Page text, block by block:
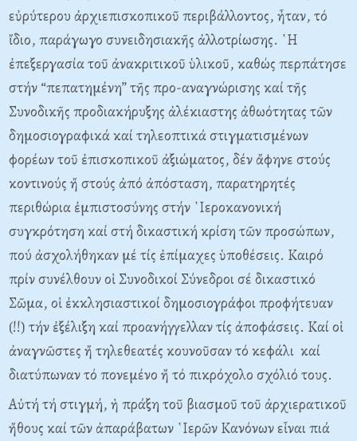
εὐρύτερου ἀρχιεπισκοπικοῦ περιβάλλοντος, ἦταν, τό
ἴδιο, παράγωγο συνειδησιακῆς ἀλλοτρίωσης. ῾Η
ἐπεξεργασία τοῦ ἀνακριτικοῦ ὑλικοῦ, καθώς περπάτησε
στήν “πεπατημένη” τῆς προ-αναγνώρισης καί τῆς
Συνοδικῆς προδιακήρυξης ἀλέκιαστης ἀθωότητας τῶν
δημοσιογραφικά καί τηλεοπτικά στιγματισμένων
φορέων τοῦ ἐπισκοπικοῦ ἀξιώματος, δέν ἄφηνε στούς
κοντινούς ἤ στούς ἀπό ἀπόσταση, παρατηρητές
περιθώρια ἐμπιστοσύνης στήν ῾Ιεροκανονική
συγκρότηση καί στή δικαστική κρίση τῶν προσώπων,
πού ἀσχολήθηκαν μέ τίς ἐπίμαχες ὑποθέσεις. Καιρό
πρίν συνέλθουν οἱ Συνοδικοί Σύνεδροι σέ δικαστικό
Σῶμα, οἱ ἐκκλησιαστικοί δημοσιογράφοι προφήτευαν
(!!) τήν ἐξέλιξη καί προανήγγελλαν τίς ἀποφάσεις. Καί οἱ
ἀναγνῶστες ἤ τηλεθεατές κουνοῦσαν τό κεφάλι καί
διατύπωναν τό πονεμένο ἤ τό πικρόχολο σχόλιό τους.
Αὐτή τή στιγμή, ἡ πράξη τοῦ βιασμοῦ τοῦ ἀρχιερατικοῦ
ἤθους καί τῶν ἀπαράβατων ῾Ιερῶν Κανόνων εἶναι πιά